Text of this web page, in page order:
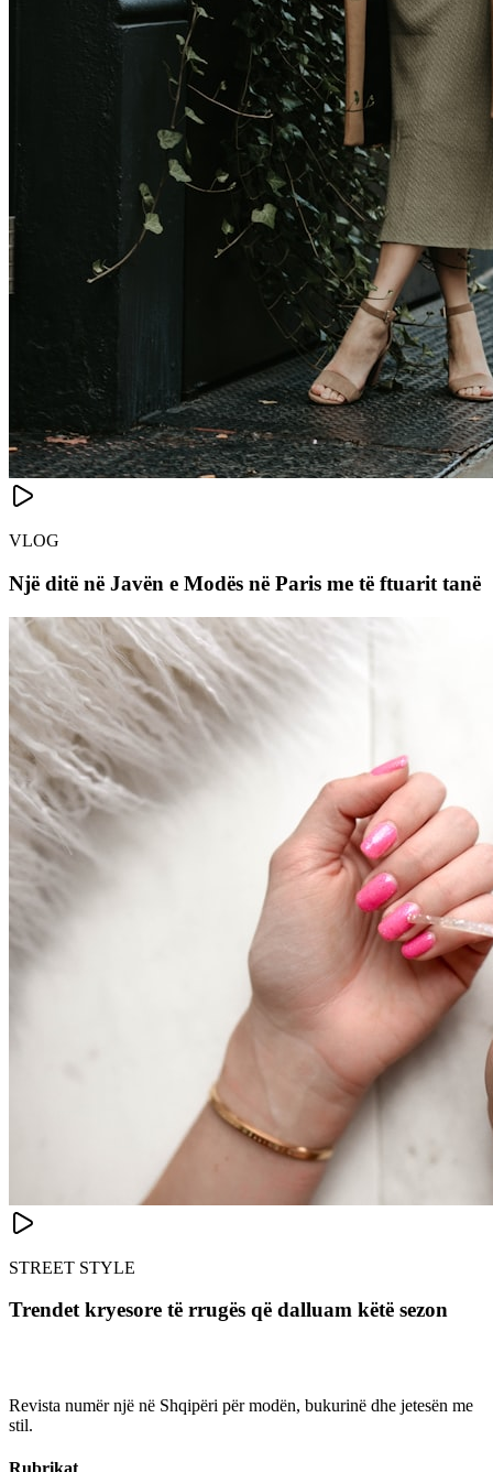
VLOG
Një ditë në Javën e Modës në Paris me të ftuarit tanë
STREET STYLE
Trendet kryesore të rrugës që dalluam këtë sezon
Revista numër një në Shqipëri për modën, bukurinë dhe jetesën me
stil.